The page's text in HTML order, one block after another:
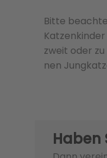
Bitte
zweit oder
nen
Haben